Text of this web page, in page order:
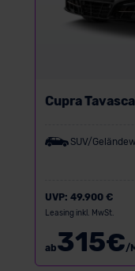
Cupra
SUV/
UVP: 49.900 €
Leasing inkl. MwSt.
ab315€/